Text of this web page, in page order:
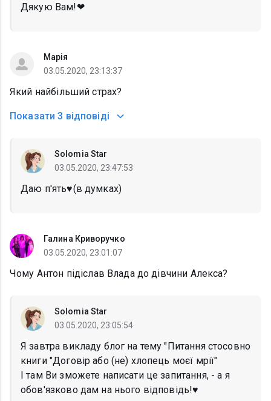
Дякую Вам!❤
Марія
03.05.2020, 23:13:37
Який найбільший страх?
Показати 3 відповіді
Solomia Star
03.05.2020, 23:47:53
Даю п'ять♥(в думках)
Галина Криворучко
03.05.2020, 23:01:07
Чому Антон підіслав Влада до дівчини Алекса?
Solomia Star
03.05.2020, 23:05:54
Я завтра викладу блог на тему "Питання стосовно
книги "Договір або (не) хлопець моєї мрії"
І там Ви зможете написати це запитання, - а я
обов'язково дам на нього відповідь!♥